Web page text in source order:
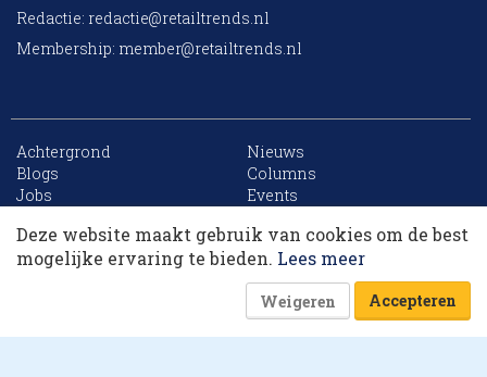
Redactie: redactie@retailtrends.nl
Membership: member@retailtrends.nl
Achtergrond
Nieuws
Blogs
Columns
Jobs
Events
Archief
Sitemap
Website is powered by
Deze website maakt gebruik van cookies om de best
mogelijke ervaring te bieden. Lees meer
Weigeren Accepteren
10 collega’s
Korting op events